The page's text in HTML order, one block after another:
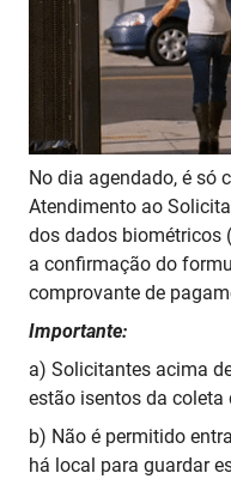
No dia agendado, é só
Atendimento ao
dos dados biométricos
a confirmação do
comprovante de
Importante:
a) Solicitantes acima
estão isentos da
b) Não é permitido
há local para guardar